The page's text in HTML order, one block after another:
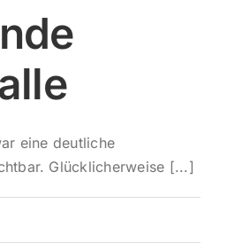
eine deutliche
Glücklicherweise [...]